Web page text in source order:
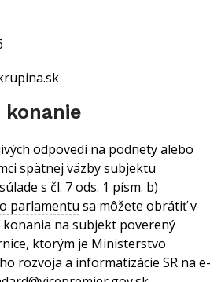
konanie
odpovedí na podnety alebo
spätnej väzby subjektu
s čl. 7 ods. 1 písm. b)
parlamentu sa môžete obrátiť v
konania na subjekt poverený
ktorým je Ministerstvo
rozvoja a informatizácie SR na e-